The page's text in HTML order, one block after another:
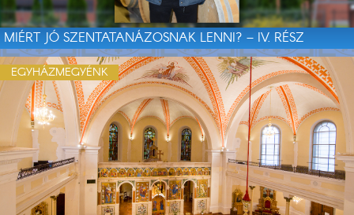
MIÉRT JÓ SZENTATANÁZOSNAK LENNI? – IV. RÉSZ
EGYHÁZMEGYÉNK